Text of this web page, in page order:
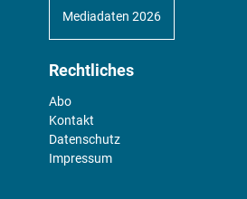
Mediadaten 2026
Rechtliches
Abo
Kontakt
Datenschutz
Impressum